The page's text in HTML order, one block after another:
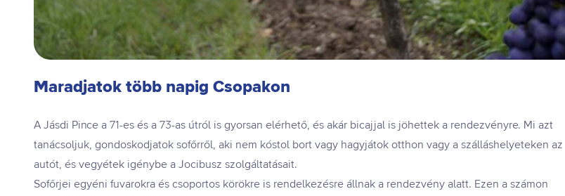
Összes süti visszautasítása
Ön a hozzájárulását bármikor visszavonhatja a weboldal ezen sütikezelési
visszavonása nem érinti a hozzájáruláson alapuló, a visszavonás előtti
Maradjatok több napig Csopakon
A Jásdi Pince a 71-es és a 73-as útról is gyorsan elérhető, és akár bicajjal is jöhettek a rendezvényre. Mi azt
tanácsoljuk, gondoskodjatok sofőrről, aki nem kóstol bort vagy hagyjátok otthon vagy a szálláshelyeteken az
autót, és vegyétek igénybe a Jocibusz szolgáltatásait.
Sofőrjei egyéni fuvarokra és csoportos körökre is rendelkezésre állnak a rendezvény alatt. Ezen a számon